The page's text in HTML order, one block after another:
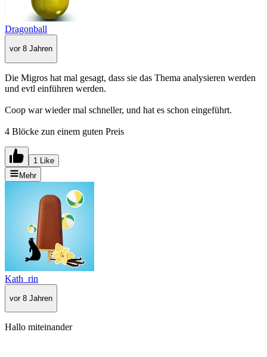
Dragonball
vor 8 Jahren
Die Migros hat mal gesagt, dass sie das Thema analysieren werden
und evtl einführen werden.
Coop war wieder mal schneller, und hat es schon eingeführt.
4 Blöcke zun einem guten Preis
1 Like
Mehr
Kath_rin
vor 8 Jahren
Hallo miteinander